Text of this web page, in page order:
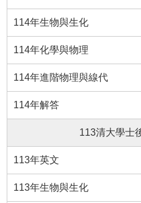
114年生物與生化
114年化學與物理
114年進階物理與線代
114年解答
113清大學士
113年英文
113年生物與生化